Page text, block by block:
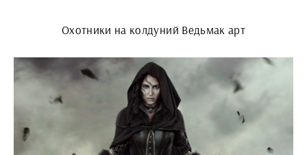
Охотники на колдуний Ведьмак арт